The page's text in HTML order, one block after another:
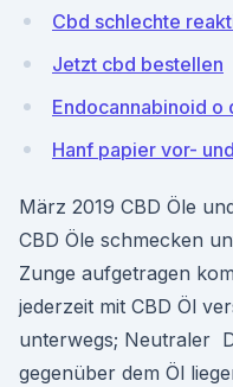
Cbd schlechte
Jetzt cbd bestellen
Endocannabinoid o
Hanf papier vor-
März 2019 CBD Öle
CBD Öle schmecken
Zunge aufgetragen
jederzeit mit CBD Öl
unterwegs; Neutraler
gegenüber dem Öl